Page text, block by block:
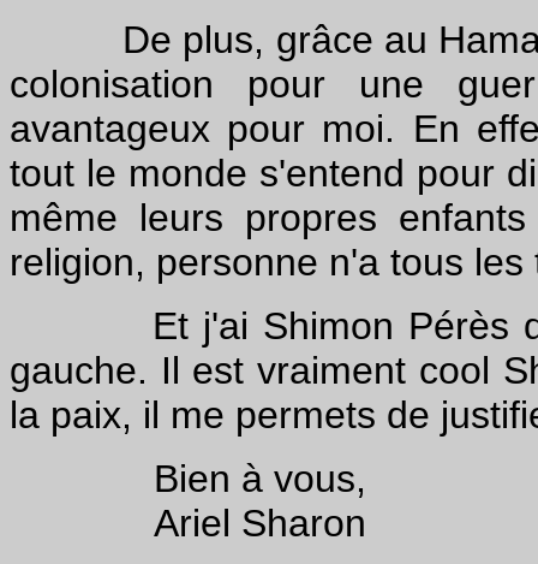
De plus, grâce au
colonisation pour une
avantageux pour moi. En
tout le monde s'entend pour
même leurs propres
religion, personne n'a tous
Et j'ai Shimon Pérès qui
gauche. Il est vraiment cool
la paix, il me permets de
Bien à vous,
Ariel Sharon